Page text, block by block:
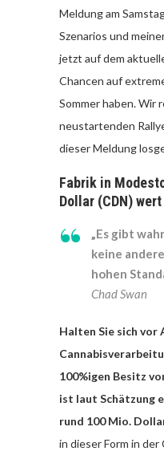
Meldung am
Szenarios und
jetzt auf dem
Chancen auf
Sommer haben. Wir
neustartenden
dieser Meldung
Fabrik in
Dollar (CDN) wert
„Es gibt
keine
hohen
Chad Swan
Halten Sie sich vor
100%igen Besitz
ist laut Schätzung
rund 100 Mio.
in dieser Form in der